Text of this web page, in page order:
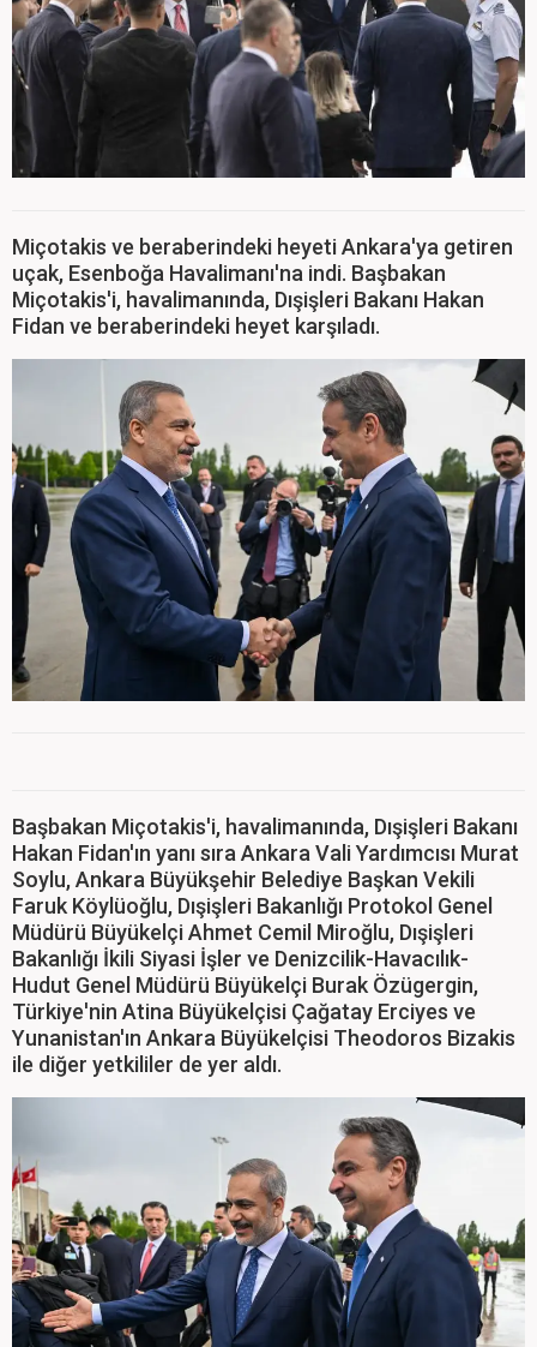
Miçotakis ve beraberindeki heyeti Ankara'ya getiren
uçak, Esenboğa Havalimanı'na indi. Başbakan
Miçotakis'i, havalimanında, Dışişleri Bakanı Hakan
Fidan ve beraberindeki heyet karşıladı.
Başbakan Miçotakis'i, havalimanında, Dışişleri Bakanı
Hakan Fidan'ın yanı sıra Ankara Vali Yardımcısı Murat
Soylu, Ankara Büyükşehir Belediye Başkan Vekili
Faruk Köylüoğlu, Dışişleri Bakanlığı Protokol Genel
Müdürü Büyükelçi Ahmet Cemil Miroğlu, Dışişleri
Bakanlığı İkili Siyasi İşler ve Denizcilik-Havacılık-
Hudut Genel Müdürü Büyükelçi Burak Özügergin,
Türkiye'nin Atina Büyükelçisi Çağatay Erciyes ve
Yunanistan'ın Ankara Büyükelçisi Theodoros Bizakis
ile diğer yetkililer de yer aldı.